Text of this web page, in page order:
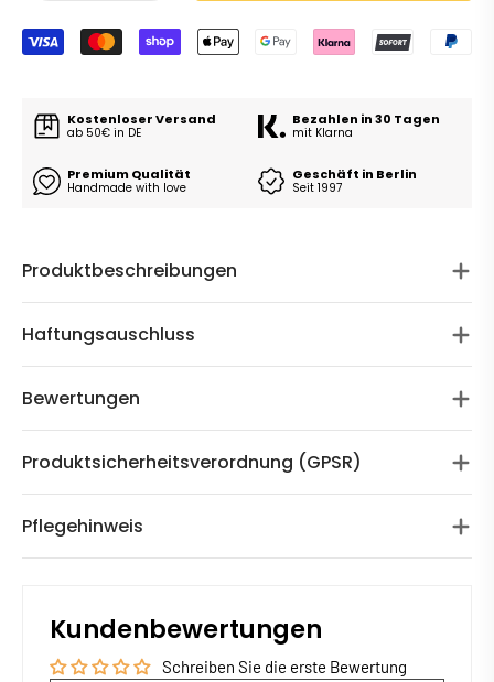
Kostenloser Versand
ab 50€ in DE
Bezahlen in 30 Tagen
mit Klarna
Premium Qualität
Handmade with love
Geschäft in Berlin
Seit 1997
Produktbeschreibungen
Haftungsauschluss
Bewertungen
Produktsicherheitsverordnung (GPSR)
Pflegehinweis
Kundenbewertungen
Schreiben Sie die erste Bewertung